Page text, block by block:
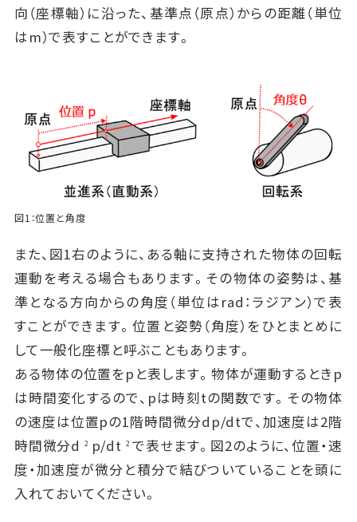
向（座標軸）に沿った、基準点（原点）からの距離（単位
はm）で表すことができます。
図1：位置と角度
また、図1右のように、ある軸に支持された物体の回転
運動を考える場合もあります。その物体の姿勢は、基
準となる方向からの角度（単位はrad：ラジアン）で表
すことができます。位置と姿勢（角度）をひとまとめに
して一般化座標と呼ぶこともあります。
ある物体の位置をpと表します。物体が運動するときp
は時間変化するので、pは時刻tの関数です。その物体
の速度は位置pの1階時間微分dp/dtで、加速度は2階
時間微分d
2 p/dt 2で表せます。図2のように、位置・速
度・加速度が微分と積分で結びついていることを頭に
入れておいてください。